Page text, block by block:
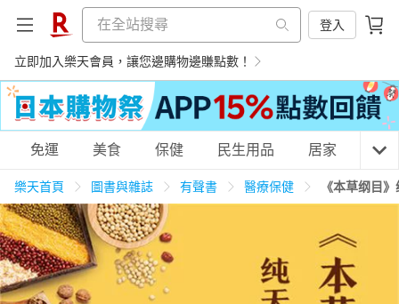
登入
立即加入樂天會員，讓您邊購物邊賺點數！
購物網分類
天天免運 美食蛋糕 民生用品
免運 美食 保健 民生用品 居家 3C
樂天首頁 圖書與雜誌 有聲書 醫療保健 《本草纲目